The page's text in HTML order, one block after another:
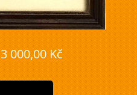
3 000,00 Kč